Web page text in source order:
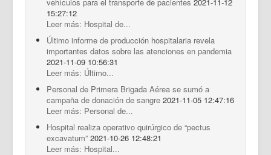
15:27:12
Leer más: Hospital de...
Último informe de producción hospitalaria revela
importantes datos sobre las atenciones en pandemia
2021-11-09 10:56:31
Leer más: Último...
Personal de Primera Brigada Aérea se sumó a
campaña de donación de sangre 2021-11-05 12:47:16
Leer más: Personal de...
Hospital realiza operativo quirúrgico de “pectus
excavatum” 2021-10-26 12:48:21
Leer más: Hospital...